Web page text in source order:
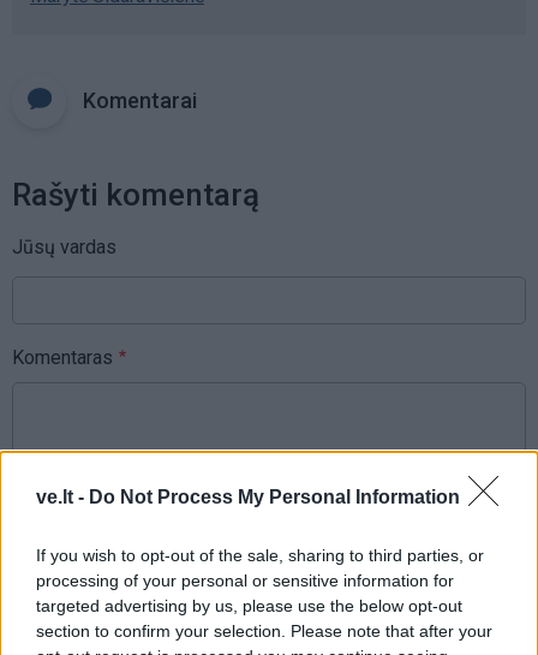
ve.lt - Do Not Process My Personal Information
If you wish to opt-out of the sale, sharing to third parties, or
processing of your personal or sensitive information for
targeted advertising by us, please use the below opt-out
section to confirm your selection. Please note that after your
Komentarai
Rašyti komentarą
Jūsų vardas
Komentaras
Sutinku sutaisyklėmis
This site is protected by
reCAPTCHA and the Google